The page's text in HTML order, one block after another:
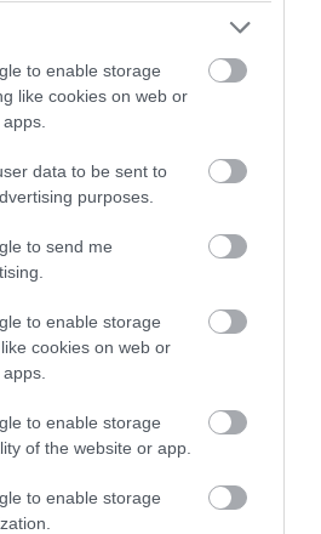
to enable storage
like cookies on web or
data to be sent to
purposes.
to send me
to enable storage
cookies on web or
to enable storage
of the website or app.
to enable storage
Κ.Κυρανάκης καλούν
την επιστροφή
Παρθενώνα